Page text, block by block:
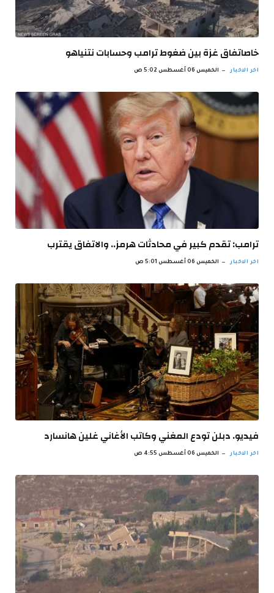
خاصاتفاق غزة بين ضغوط ترامب وحسابات نتنياهو
اخر الاخبار الخميس 06 أغسطس 5:02 ص
ترامب: تقدم كبير في محادثات هرمز.. والاتفاق يقترب
اخر الاخبار الخميس 06 أغسطس 5:01 ص
فيديو. دبلن تودع المغني وكاتب الأغاني غلين هانسارد
اخر الاخبار الخميس 06 أغسطس 4:55 ص